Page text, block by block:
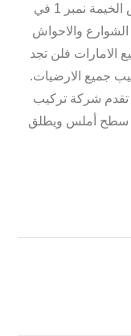
انترلوك شركة تركيب انترلوك في راس الخيمة نمبر 1 في
والاحواش
الامارات فلن تجد
جميع الارضيات.
شركة تركيب
سطح أملس ويطلق